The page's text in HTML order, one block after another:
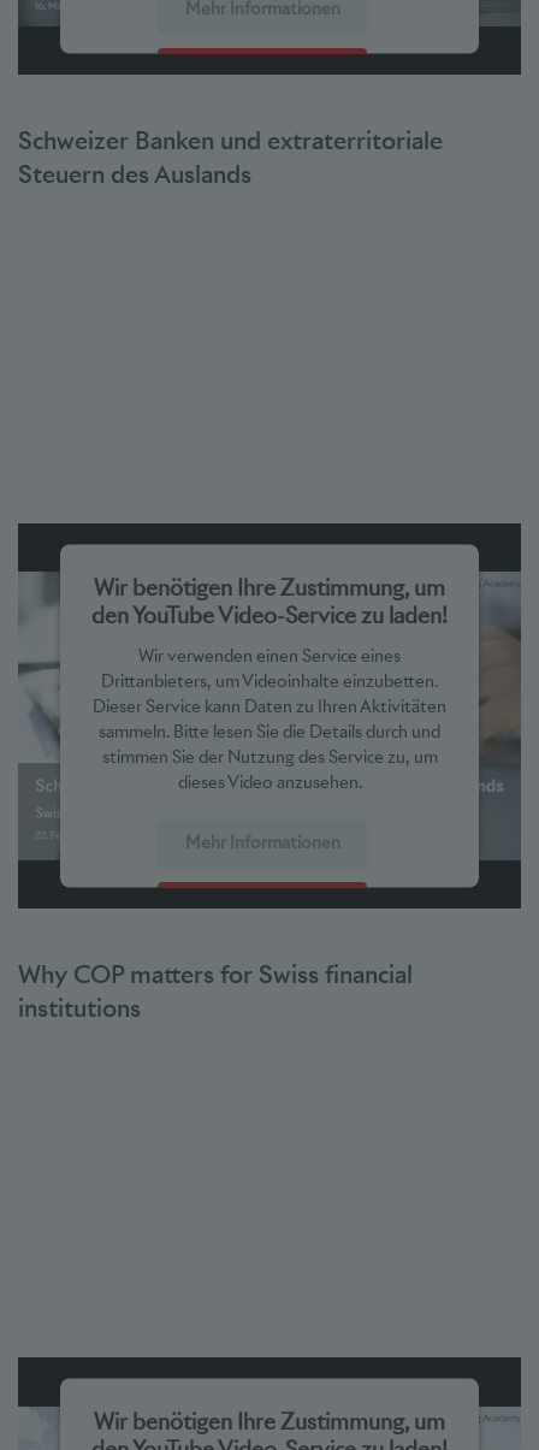
Mehr Informationen
Akzeptieren
powered by Usercentrics Consent Management Platform
Schweizer Banken und extraterritoriale
Steuern des Auslands
Wir benötigen Ihre Zustimmung, um
den YouTube Video-Service zu laden!
Wir verwenden einen Service eines
Drittanbieters, um Videoinhalte einzubetten.
Dieser Service kann Daten zu Ihren Aktivitäten
sammeln. Bitte lesen Sie die Details durch und
stimmen Sie der Nutzung des Service zu, um
dieses Video anzusehen.
Mehr Informationen
Akzeptieren
powered by Usercentrics Consent Management Platform
Why COP matters for Swiss financial
institutions
Wir benötigen Ihre Zustimmung, um